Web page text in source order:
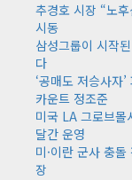
추경호 시장 “노
시동
삼성그룹이 시작
다
‘공매도 저승사
카운트 정조준
미국 LA 그로브몰
달간 운영
미·이란 군사 충
장